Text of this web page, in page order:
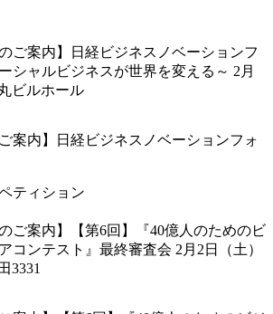
案内】日経ビジネスノベーションフォ
ティション